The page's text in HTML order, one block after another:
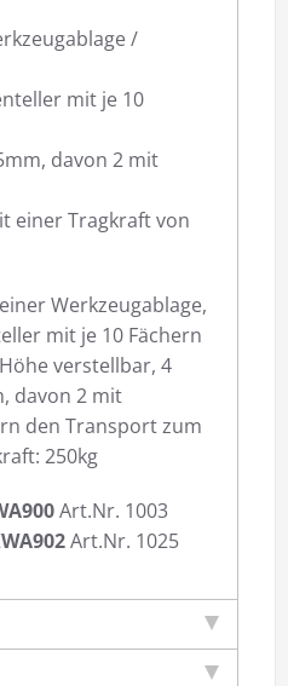
/
mit je 10
davon 2 mit
einer Tragkraft von
Werkzeugablage,
mit je 10 Fächern
verstellbar, 4
davon 2 mit
den Transport zum
250kg
Art.Nr. 1003
Art.Nr. 1025